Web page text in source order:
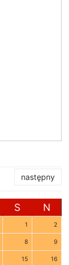
następny
S N
1 2
8 9
15 16